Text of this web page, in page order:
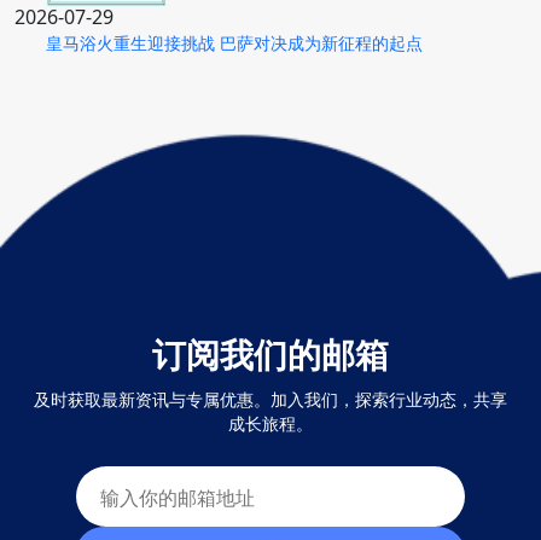
2026-07-29
皇马浴火重生迎接挑战 巴萨对决成为新征程的起点
订阅我们的邮箱
及时获取最新资讯与专属优惠。加入我们，探索行业动态，共享
成长旅程。